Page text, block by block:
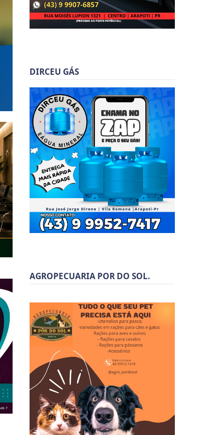
DIRCEU GÁS
AGROPECUARIA POR DO SOL.